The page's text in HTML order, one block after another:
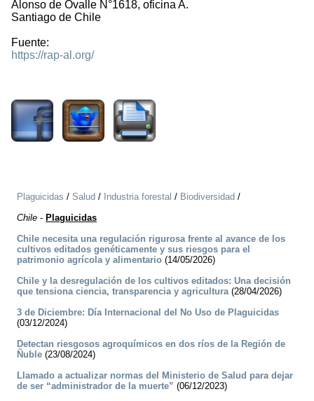
Alonso de Ovalle N°1618, oficina A.
Santiago de Chile
Fuente:
https://rap-al.org/
Plaguicidas / Salud / Industria forestal / Biodiversidad /
Chile - Plaguicidas
Chile necesita una regulación rigurosa frente al avance de los
cultivos editados genéticamente y sus riesgos para el
patrimonio agrícola y alimentario (14/05/2026)
Chile y la desregulación de los cultivos editados: Una decisión
que tensiona ciencia, transparencia y agricultura(28/04/2026)
3 de Diciembre: Día Internacional del No Uso de Plaguicidas
(03/12/2024)
Detectan riesgosos agroquímicos en dos ríos de la Región de
Ñuble (23/08/2024)
Llamado a actualizar normas del Ministerio de Salud para dejar
de ser “administrador de la muerte” (06/12/2023)